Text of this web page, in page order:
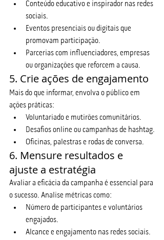
Conteúdo educativo e inspirador nas redes
sociais.
Eventos presenciais ou digitais que
promovam participação.
Parcerias com influenciadores, empresas
ou organizações que reforcem a causa.
5. Crie ações de engajamento
Mais do que informar, envolva o público em
ações práticas:
Voluntariado e mutirões comunitários.
Desafios online ou campanhas de hashtag.
Oficinas, palestras e rodas de conversa.
6. Mensure resultados e
ajuste a estratégia
Avaliar a eficácia da campanha é essencial para
o sucesso. Analise métricas como:
Número de participantes e voluntários
engajados.
Alcance e engajamento nas redes sociais.